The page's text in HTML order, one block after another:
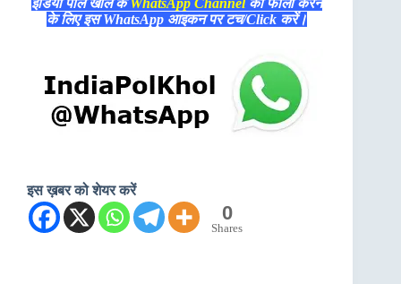
इंडिया पोल खोल केWhatsApp Channelको फॉलो करने
के लिए इस WhatsApp आइकन पर टच/Click करें।
इस ख़बर को शेयर करें
0
Shares